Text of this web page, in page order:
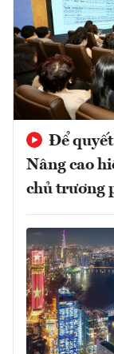
Để
Nâng cao
chủ trương